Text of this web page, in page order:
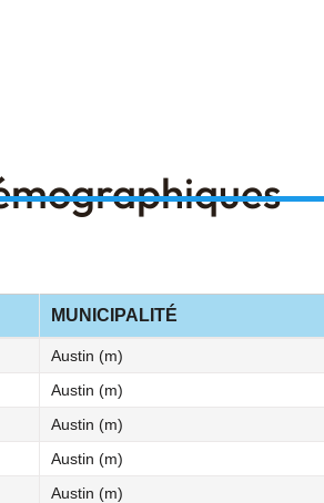
MUNICIPALITÉ
Austin (m)
Austin (m)
Austin (m)
Austin (m)
Austin (m)